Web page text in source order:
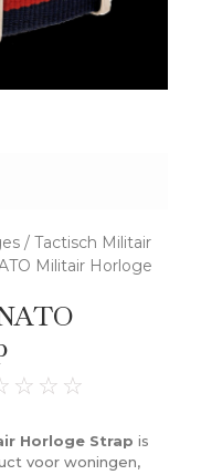
/ Tactisch Militair
Militair Horloge
☆ ☆ ☆
Horloge Strap is
voor woningen,